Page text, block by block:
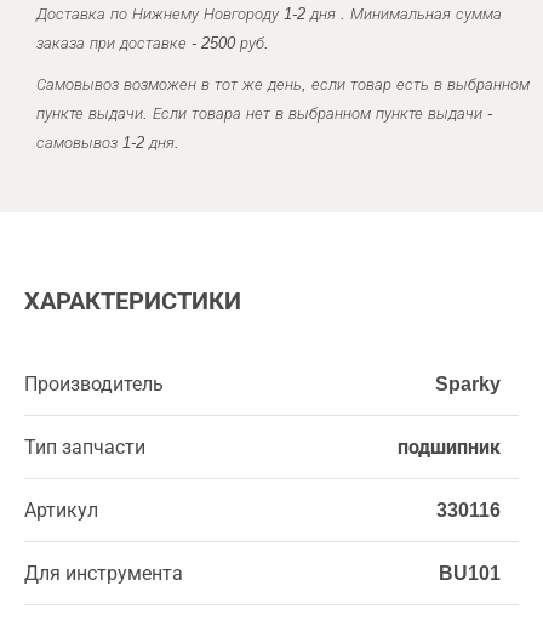
Доставка по Нижнему Новгороду 1-2 дня . Минимальная сумма
заказа при доставке - 2500 руб.
Самовывоз возможен в тот же день, если товар есть в выбранном
пункте выдачи. Если товара нет в выбранном пункте выдачи -
самовывоз 1-2 дня.
ХАРАКТЕРИСТИКИ
Производитель Sparky
Тип запчасти подшипник
Артикул 330116
Для инструмента BU101